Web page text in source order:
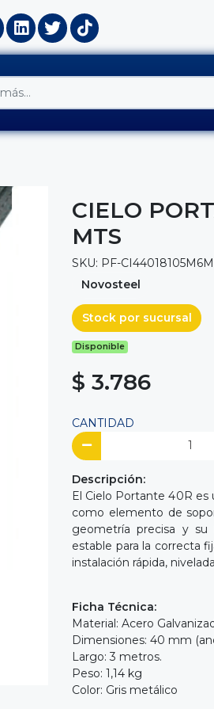
CIELO
MTS
SKU: PF-CI44018105M6M
Novosteel
Stock por sucursal
Disponible
$ 3.786
CANTIDAD
Descripción:
El Cielo Portante 40R
como elemento de
geometría precisa y su
estable para la correcta
instalación rápida,
Ficha Técnica:
Material: Acero
Dimensiones: 40 mm
Largo: 3 metros.
Peso: 1,14 kg
Color: Gris metálico